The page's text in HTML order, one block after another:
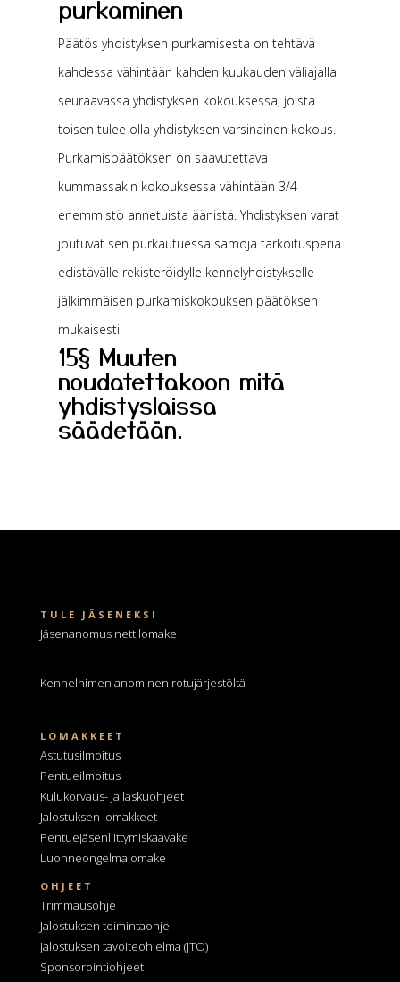
purkaminen
Päätös yhdistyksen purkamisesta on tehtävä
kahdessa vähintään kahden kuukauden väliajalla
seuraavassa yhdistyksen kokouksessa, joista
toisen tulee olla yhdistyksen varsinainen kokous.
Purkamispäätöksen on saavutettava
kummassakin kokouksessa vähintään 3/4
enemmistö annetuista äänistä. Yhdistyksen varat
joutuvat sen purkautuessa samoja tarkoitusperiä
edistävälle rekisteröidylle kennelyhdistykselle
jälkimmäisen purkamiskokouksen päätöksen
mukaisesti.
15§ Muuten
noudatettakoon mitä
yhdistyslaissa
säädetään.
TULE JÄSENEKSI
Jäsenanomus nettilomake
Kennelnimen anominen rotujärjestöltä
LOMAKKEET
Astutusilmoitus
Pentueilmoitus
Kulukorvaus- ja laskuohjeet
Jalostuksen lomakkeet
Pentuejäsenliittymiskaavake
Luonneongelmalomake
OHJEET
Trimmausohje
Jalostuksen toimintaohje
Jalostuksen tavoiteohjelma (JTO)
Sponsorointiohjeet